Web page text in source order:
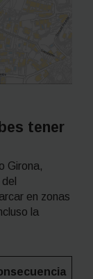
tener
Girona,
en zonas
la